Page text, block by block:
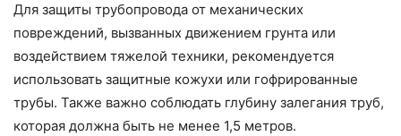
Для защиты трубопровода от механических
повреждений, вызванных движением грунта или
воздействием тяжелой техники, рекомендуется
использовать защитные кожухи или гофрированные
трубы. Также важно соблюдать глубину залегания труб,
которая должна быть не менее 1,5 метров.